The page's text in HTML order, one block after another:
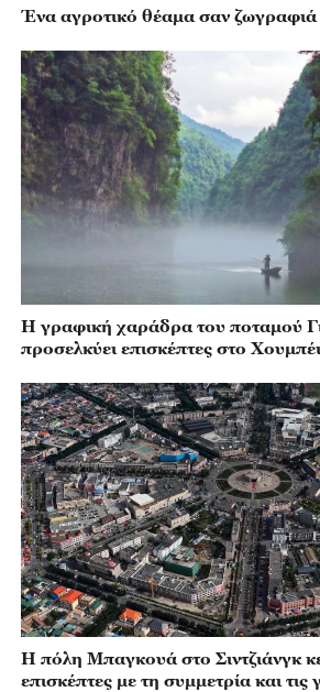
Ένα αγροτικό θέαμα σαν ζωγραφιά
Η γραφική χαράδρα του ποταμού
προσελκύει επισκέπτες στο Χουμπέι
Η πόλη Μπαγκουά στο Σιντζιάνγκ
επισκέπτες με τη συμμετρία και τις